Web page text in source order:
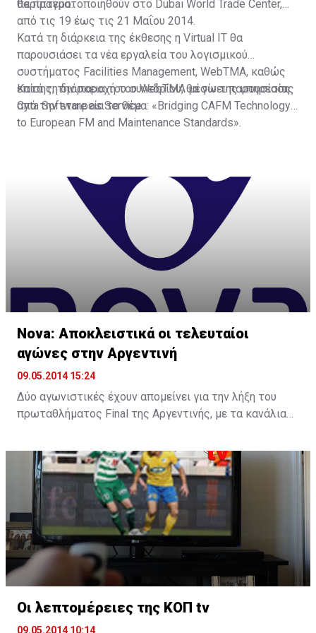
περίπτερο.
θα πραγματοποιηθούν στο Dubai World Trade Center,
από τις 19 έως τις 21 Μαΐου 2014.
Κατά τη διάρκεια της έκθεσης η Virtual IT θα
παρουσιάσει τα νέα εργαλεία του λογισμικού
συστήματος Facilities Management, WebTMA, καθώς
επίσης, την παροχή του WebTMA μέσω της υπηρεσίας
Cyta Software as Service.
Κατά τη διάρκεια του συνεδρίου, θα γίνει παρουσίαση
από την εταιρεία το θέμα: «Bridging CAFM Technology
to European FM and Maintenance Standards».
Nova: Αποκλειστικά οι τελευταίοι
αγώνες στην Αργεντινή
09.05.2014 15:24
Δύο αγωνιστικές έχουν απομείνει για την λήξη του
πρωταθλήματος Final της Αργεντινής, με τα κανάλια
αθλητικών καναλιών της Nova Cyprus θα έχουν την
ευκαιρία το Σάββατο 10 Μάιου στις 23:00 να
παρακολουθήσουν ζωντανά και αποκλειστικά από το
Novasports 2 και σε περιγραφή του Τάσου
Μπαϊρακτάρη τον αγώνα Εστουντιάντες – Σαν
Λορέντζο για την 18η αγωνιστική του
πρωταθλήματος. Η Εστουντιάντες θα υποδεχθεί την
Σαν Λορέντζο με τους γηπεδούχους να θέλουν το
«τρίποντο» προκειμένου να παραμείνουν σε απόσταση
βολής από την κορυφή της βαθμολογίας στην
Οι λεπτομέρειες της KOΠ tv
09.05.2014 10:14